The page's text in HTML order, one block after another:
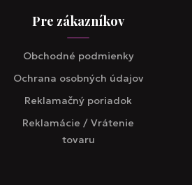
Pre zákazníkov
Obchodné podmienky
Ochrana osobných údajov
Reklamačný poriadok
Reklamácie / Vrátenie
tovaru